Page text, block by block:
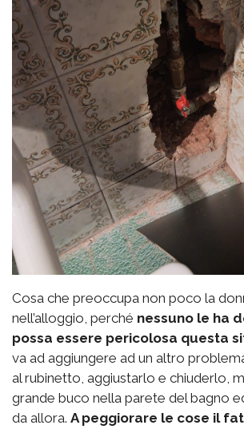
Cosa che preoccupa non poco la
nell’alloggio, perché nessuno le ha
possa essere pericolosa questa
va ad aggiungere ad un altro
al rubinetto, aggiustarlo e chiuderlo,
grande buco nella parete del bagno
da allora. A peggiorare le cose il